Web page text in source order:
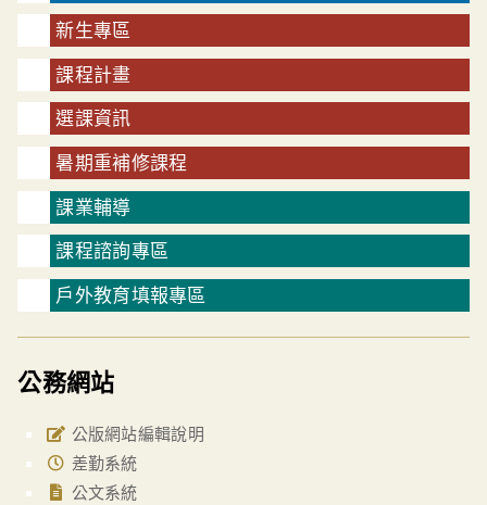
新生專區
課程計畫
選課資訊
暑期重補修課程
課業輔導
課程諮詢專區
戶外教育填報專區
公務網站
公版網站編輯說明
差勤系統
公文系統